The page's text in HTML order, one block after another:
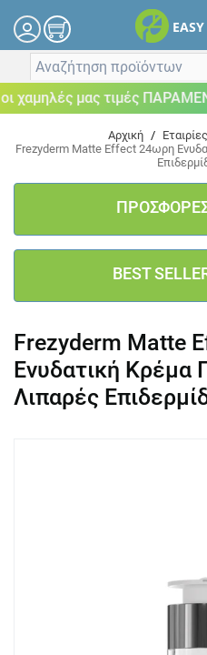
EASY
μας τιμές
Αρχική / Εταιρίες
Frezyderm Matte Effect 24ωρη
ΠΡΟΣΦΟΡΕΣ
BEST
Frezyderm Matte
Ενυδατική Κρέμα
Λιπαρές